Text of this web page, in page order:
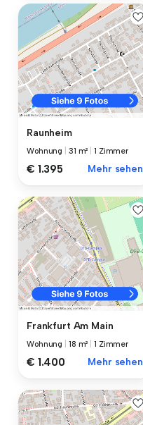
Raunheim
Wohnung 31 m² |1 Zimmer
€ 1.395 Mehr sehen
Frankfurt Am Main
Wohnung 18 m² |1 Zimmer
€ 1.400 Mehr sehen